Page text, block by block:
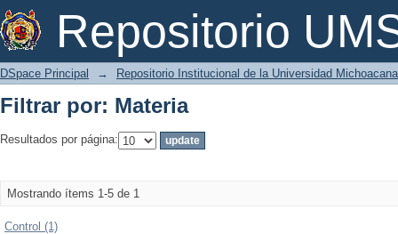
Repositorio
Filtrar por: Materia
DSpace Principal → Repositorio Institucional de la Universidad
Filtrar por: Materia
Resultados por página:
Mostrando ítems 1-5 de 1
Control (1)